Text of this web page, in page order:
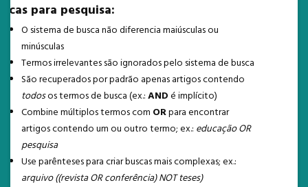
para pesquisa:
O sistema de busca não diferencia maiúsculas ou
minúsculas
Termos irrelevantes são ignorados pelo sistema de busca
São recuperados por padrão apenas artigos contendo
todosos termos de busca (ex.:ANDé implícito)
Combine múltiplos termos com ORpara encontrar
artigos contendo um ou outro termo; ex.: educação OR
pesquisa
Use parênteses para criar buscas mais complexas; ex.:
arquivo ((revista OR conferência) NOT teses)